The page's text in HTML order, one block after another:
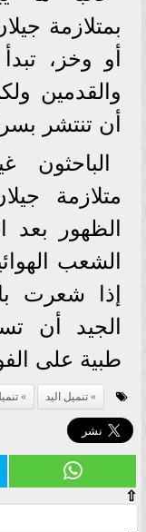
بمتلازمة
أو وخز،
والقدمين
أن تنتشر
الباحثون
متلازمة
الظهور بعد
الشعب
إذا شعرت
الجيد أن
طبية على
تنميل اليد
⇧